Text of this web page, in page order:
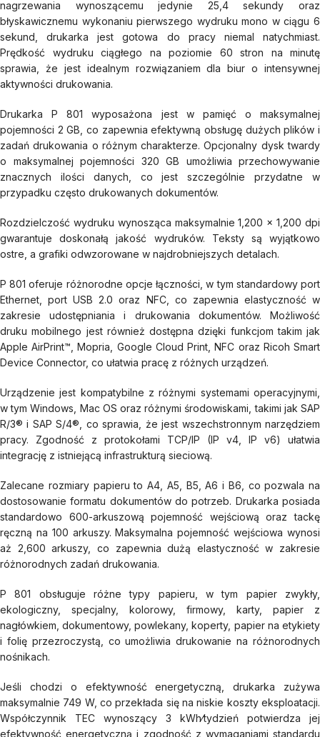
nagrzewania wynoszącemu jedynie 25,4 sekundy oraz
błyskawicznemu wykonaniu pierwszego wydruku mono w ciągu 6
sekund, drukarka jest gotowa do pracy niemal natychmiast.
Prędkość wydruku ciągłego na poziomie 60 stron na minutę
sprawia, że jest idealnym rozwiązaniem dla biur o intensywnej
aktywności drukowania.
Drukarka P 801 wyposażona jest w pamięć o maksymalnej
pojemności 2 GB, co zapewnia efektywną obsługę dużych plików i
zadań drukowania o różnym charakterze. Opcjonalny dysk twardy
o maksymalnej pojemności 320 GB umożliwia przechowywanie
znacznych ilości danych, co jest szczególnie przydatne w
przypadku często drukowanych dokumentów.
Rozdzielczość wydruku wynosząca maksymalnie 1,200 x 1,200 dpi
gwarantuje doskonałą jakość wydruków. Teksty są wyjątkowo
ostre, a grafiki odwzorowane w najdrobniejszych detalach.
P 801 oferuje różnorodne opcje łączności, w tym standardowy port
Ethernet, port USB 2.0 oraz NFC, co zapewnia elastyczność w
zakresie udostępniania i drukowania dokumentów. Możliwość
druku mobilnego jest również dostępna dzięki funkcjom takim jak
Apple AirPrint™, Mopria, Google Cloud Print, NFC oraz Ricoh Smart
Device Connector, co ułatwia pracę z różnych urządzeń.
Urządzenie jest kompatybilne z różnymi systemami operacyjnymi,
w tym Windows, Mac OS oraz różnymi środowiskami, takimi jak SAP
R/3® i SAP S/4®, co sprawia, że jest wszechstronnym narzędziem
pracy. Zgodność z protokołami TCP/IP (IP v4, IP v6) ułatwia
integrację z istniejącą infrastrukturą sieciową.
Zalecane rozmiary papieru to A4, A5, B5, A6 i B6, co pozwala na
dostosowanie formatu dokumentów do potrzeb. Drukarka posiada
standardowo 600-arkuszową pojemność wejściową oraz tackę
ręczną na 100 arkuszy. Maksymalna pojemność wejściowa wynosi
aż 2,600 arkuszy, co zapewnia dużą elastyczność w zakresie
różnorodnych zadań drukowania.
P 801 obsługuje różne typy papieru, w tym papier zwykły,
ekologiczny, specjalny, kolorowy, firmowy, karty, papier z
nagłówkiem, dokumentowy, powlekany, koperty, papier na etykiety
i folię przezroczystą, co umożliwia drukowanie na różnorodnych
nośnikach.
Jeśli chodzi o efektywność energetyczną, drukarka zużywa
maksymalnie 749 W, co przekłada się na niskie koszty eksploatacji.
Współczynnik TEC wynoszący 3 kWh⁄tydzień potwierdza jej
efektywność energetyczną i zgodność z wymaganiami standardu